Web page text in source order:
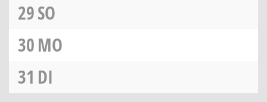
29SO
30MO
31 DI